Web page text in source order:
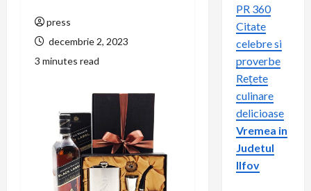
press
decembrie 2, 2023
3 minutes read
PR 360
Citate
celebre si
proverbe
Rețete
culinare
delicioase
Vremea in
Judetul
Ilfov